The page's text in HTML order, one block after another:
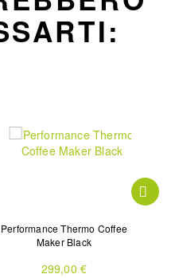
Performance Thermo Coffee
Maker Black
299,00 €